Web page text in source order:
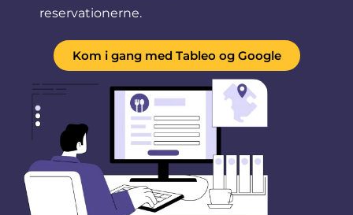
reservationerne.
Kom i gang med Tableo og Google